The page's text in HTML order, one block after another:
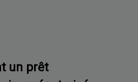
un prêt